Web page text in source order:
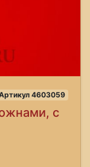
4603059
с